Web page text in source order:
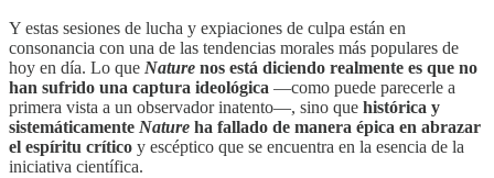
Y estas sesiones de lucha y expiaciones de culpa están en
consonancia con una de las tendencias morales más populares de
hoy en día. Lo que Nature nos está diciendo realmente es que no
han sufrido una captura ideológica —como puede parecerle a
primera vista a un observador inatento—, sino que histórica y
sistemáticamente Nature ha fallado de manera épica en abrazar
el espíritu crítico y escéptico que se encuentra en la esencia de la
iniciativa científica.